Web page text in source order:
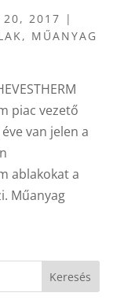
20, 2017 |
, MŰANYAG
piac vezető
van jelen a
ablakokat a
Műanyag